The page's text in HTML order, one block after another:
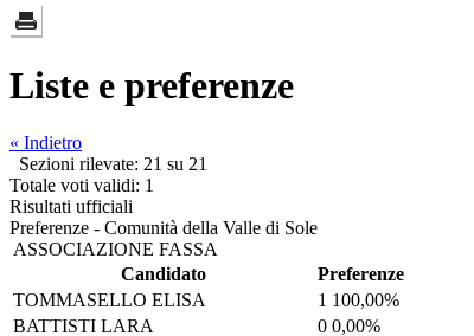
Liste e preferenze
« Indietro
Sezioni rilevate: 21 su 21
Totale voti validi: 1
Risultati ufficiali
Preferenze - Comunità della Valle di Sole
ASSOCIAZIONE FASSA
Candidato
Preferenze
TOMMASELLO ELISA
1 100,00%
BATTISTI LARA
0 0,00%